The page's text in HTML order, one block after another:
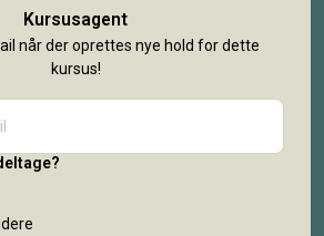
Kursusagent
når der oprettes nye hold for dette
kursus!